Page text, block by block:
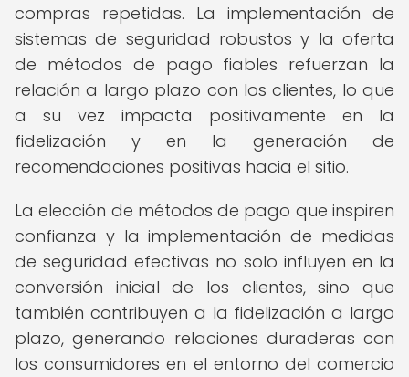
compras repetidas. La implementación de
sistemas de seguridad robustos y la oferta
de métodos de pago fiables refuerzan la
relación a largo plazo con los clientes, lo que
a su vez impacta positivamente en la
fidelización y en la generación de
recomendaciones positivas hacia el sitio.
La elección de métodos de pago que inspiren
confianza y la implementación de medidas
de seguridad efectivas no solo influyen en la
conversión inicial de los clientes, sino que
también contribuyen a la fidelización a largo
plazo, generando relaciones duraderas con
los consumidores en el entorno del comercio